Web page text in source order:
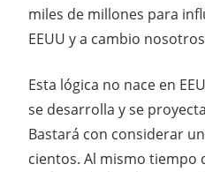
miles de millones para
EEUU y a cambio
Esta lógica no nace en
se desarrolla y se
Bastará con considerar
cientos. Al mismo tiempo